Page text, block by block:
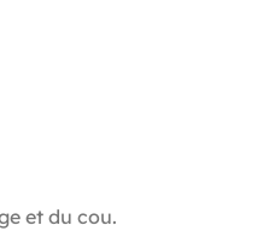
et du cou.